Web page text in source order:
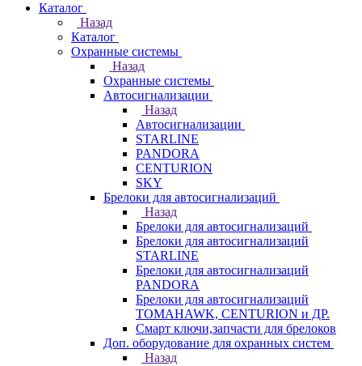
Каталог
Назад
Каталог
Охранные системы
Назад
Охранные системы
Автосигнализации
Назад
Автосигнализации
STARLINE
PANDORA
CENTURION
SKY
Брелоки для автосигнализаций
Назад
Брелоки для автосигнализаций
Брелоки для автосигнализаций
STARLINE
Брелоки для автосигнализаций
PANDORA
Брелоки для автосигнализаций
TOMAHAWK, CENTURION и ДР.
Смарт ключи,запчасти для брелоков
Доп. оборудование для охранных систем
Назад